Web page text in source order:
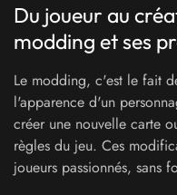
Du joueur au
modding et ses
Le modding, c'est le fait
l'apparence d'un
créer une nouvelle carte
règles du jeu. Ces
joueurs passionnés, sans